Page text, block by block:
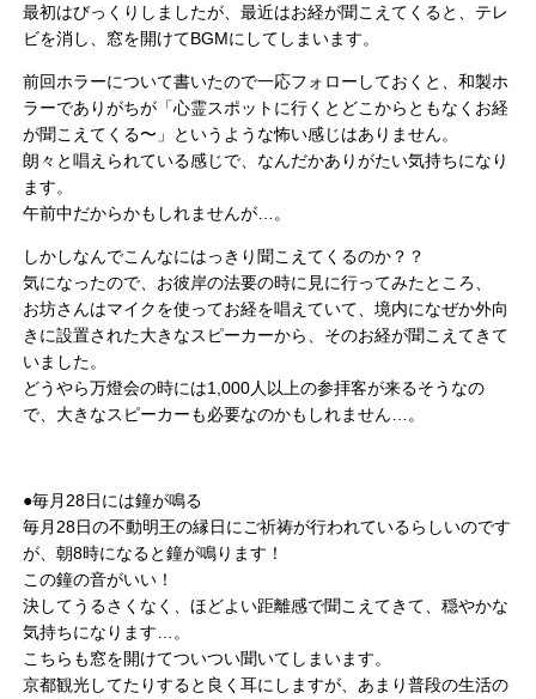
最初はびっくりしましたが、最近はお経が聞こえてくると、テレ
ビを消し、窓を開けてBGMにしてしまいます。
前回ホラーについて書いたので一応フォローしておくと、和製ホ
ラーでありがちが「心霊スポットに行くとどこからともなくお経
が聞こえてくる〜」というような怖い感じはありません。
朗々と唱えられている感じで、なんだかありがたい気持ちになり
ます。
午前中だからかもしれませんが…。
しかしなんでこんなにはっきり聞こえてくるのか？？
気になったので、お彼岸の法要の時に見に行ってみたところ、
お坊さんはマイクを使ってお経を唱えていて、境内になぜか外向
きに設置された大きなスピーカーから、そのお経が聞こえてきて
いました。
どうやら万燈会の時には1,000人以上の参拝客が来るそうなの
で、大きなスピーカーも必要なのかもしれません…。
●毎月28日には鐘が鳴る
毎月28日の不動明王の縁日にご祈祷が行われているらしいのです
が、朝8時になると鐘が鳴ります！
この鐘の音がいい！
決してうるさくなく、ほどよい距離感で聞こえてきて、穏やかな
気持ちになります…。
こちらも窓を開けてついつい聞いてしまいます。
京都観光してたりすると良く耳にしますが、あまり普段の生活の